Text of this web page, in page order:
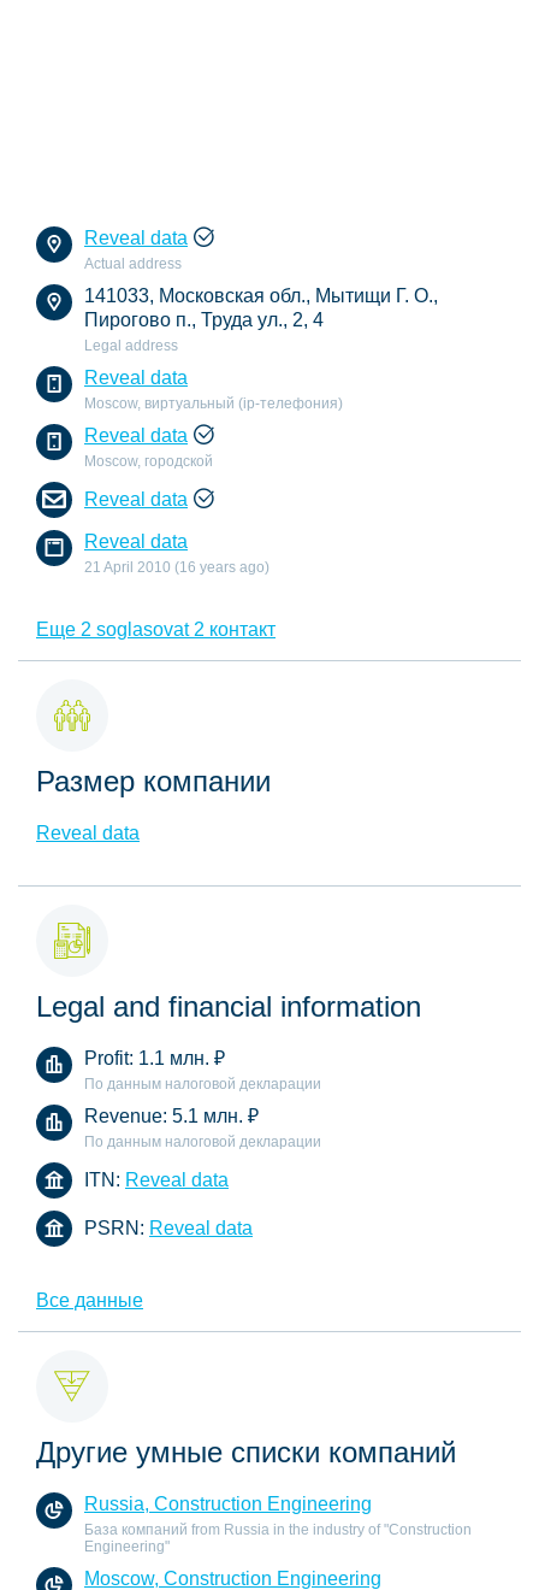
Reveal data
Actual address
141033, Московская обл., Мытищи Г. О.,
Пирогово п., Труда ул., 2, 4
Legal address
Reveal data
Moscow, виртуальный (ip-телефония)
Reveal data
Moscow, городской
Reveal data
Reveal data
21 April 2010 (16 years ago)
Еще 2 soglasovat 2 контакт
Размер компании
Reveal data
Legal and financial information
Profit: 1.1 млн. ₽
По данным налоговой декларации
Revenue: 5.1 млн. ₽
По данным налоговой декларации
ITN: Reveal data
PSRN: Reveal data
Все данные
Другие умные списки компаний
Russia, Construction Engineering
База компаний from Russia in the industry of "Construction
Engineering"
Moscow, Construction Engineering